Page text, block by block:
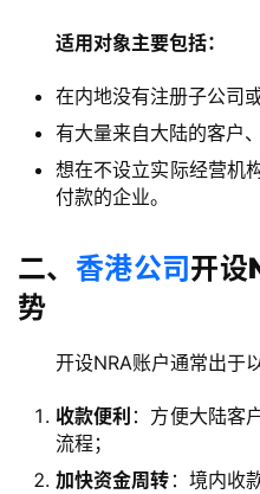
适用对象主要包括：
在内地没有注册子公司
有大量来自大陆的客户
想在不设立实际经营机
付款的企业。
二、 香港公司 开设
势
开设NRA账户通常出于
收款便利 ：方便大陆客
流程；
加快资金周转 ：境内收